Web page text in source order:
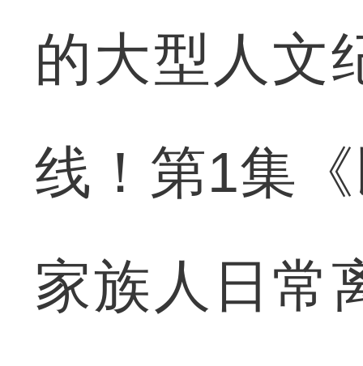
的大型人文
线！第1集
家族人日常